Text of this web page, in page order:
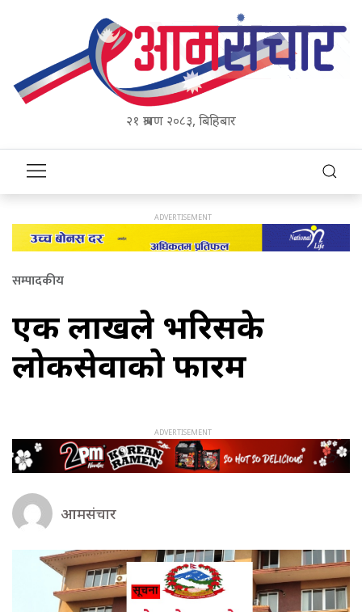
२१ श्रावण २०८३, बिहिबार
सम्पादकीय
एक लाखले भरिसके
लोकसेवाको फारम
आमसंचार